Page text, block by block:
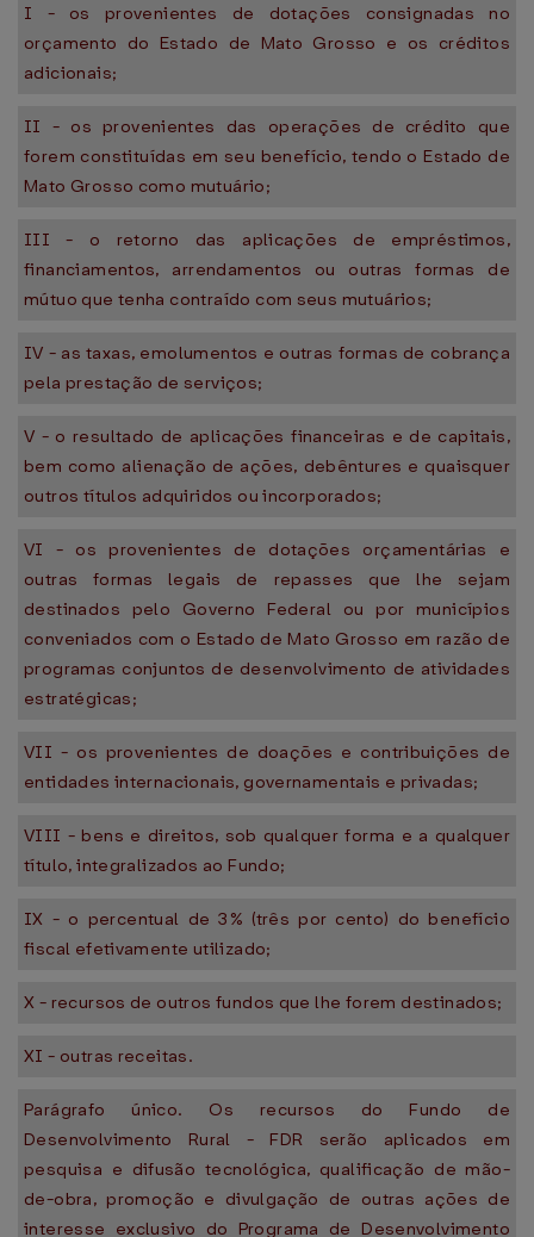
I - os provenientes de dotações consignadas no
orçamento do Estado de Mato Grosso e os créditos
adicionais;
II - os provenientes das operações de crédito que
forem constituídas em seu benefício, tendo o Estado de
Mato Grosso como mutuário;
III - o retorno das aplicações de empréstimos,
financiamentos, arrendamentos ou outras formas de
mútuo que tenha contraído com seus mutuários;
IV - as taxas, emolumentos e outras formas de cobrança
pela prestação de serviços;
V - o resultado de aplicações financeiras e de capitais,
bem como alienação de ações, debêntures e quaisquer
outros títulos adquiridos ou incorporados;
VI - os provenientes de dotações orçamentárias e
outras formas legais de repasses que lhe sejam
destinados pelo Governo Federal ou por municípios
conveniados com o Estado de Mato Grosso em razão de
programas conjuntos de desenvolvimento de atividades
estratégicas;
VII - os provenientes de doações e contribuições de
entidades internacionais, governamentais e privadas;
VIII - bens e direitos, sob qualquer forma e a qualquer
título, integralizados ao Fundo;
IX - o percentual de 3% (três por cento) do benefício
fiscal efetivamente utilizado;
X - recursos de outros fundos que lhe forem destinados;
XI - outras receitas.
Parágrafo único. Os recursos do Fundo de
Desenvolvimento Rural - FDR serão aplicados em
pesquisa e difusão tecnológica, qualificação de mão-
de-obra, promoção e divulgação de outras ações de
interesse exclusivo do Programa de Desenvolvimento